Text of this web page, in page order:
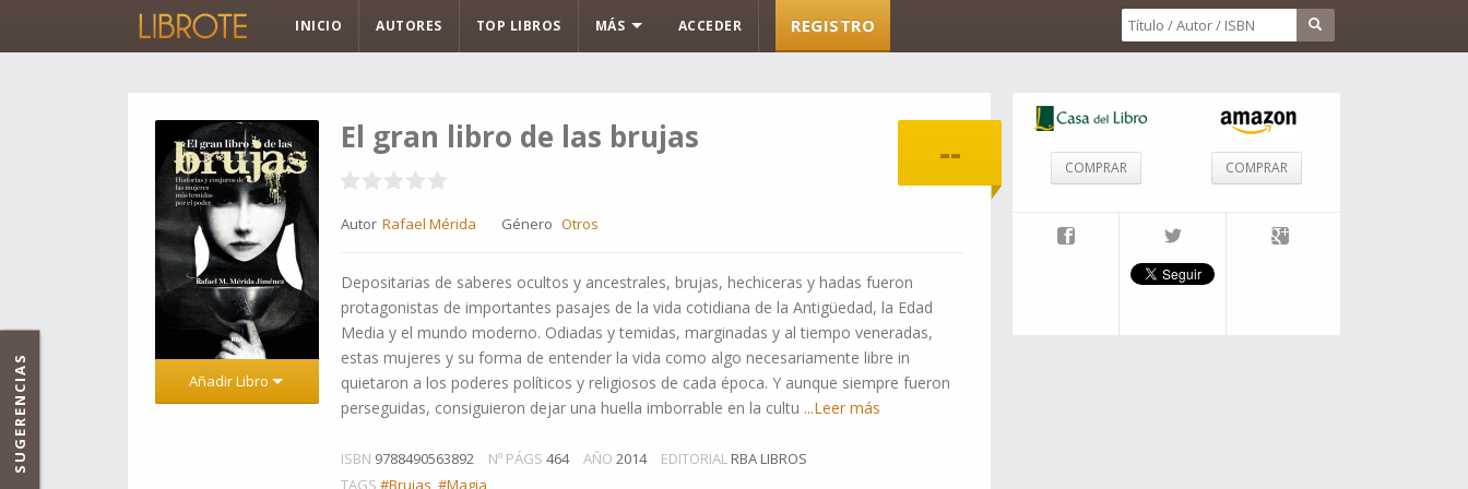
INICIO AUTORES TOP LIBROS MÁS ACCEDER REGISTRO
--
Añadir Libro
El gran libro de las brujas
Autor Rafael Mérida Género Otros
Depositarias de saberes ocultos y ancestrales, brujas, hechiceras y hadas fueron
protagonistas de importantes pasajes de la vida cotidiana de la Antigüedad, la Edad
Media y el mundo moderno. Odiadas y temidas, marginadas y al tiempo veneradas,
estas mujeres y su forma de entender la vida como algo necesariamente libre in
quietaron a los poderes políticos y religiosos de cada época. Y aunque siempre fueron
perseguidas, consiguieron dejar una huella imborrable en la cultu ...Leer más
ISBN 9788490563892 Nº PÁGS 464 AÑO 2014 EDITORIAL RBA LIBROS
TAGS #Brujas #Magia
COMPRAR COMPRAR
SUGERENCIAS